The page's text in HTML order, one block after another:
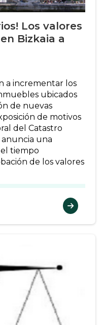
Los valores
Bizkaia a
a incrementar los
ubicados
de nuevas
de motivos
del Catastro
anuncia una
tiempo
de los valores